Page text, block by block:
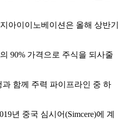
아이이노베이션은 올해 상반기
90% 가격으로 주식을 되사줄
함께 주력 파이프라인 중 하
년 중국 심시어(Simcere)에 계